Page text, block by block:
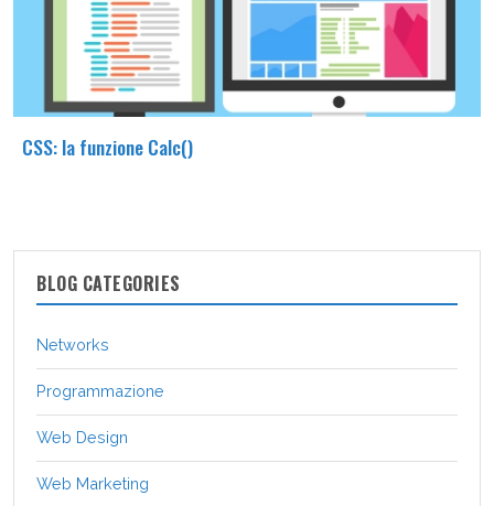
CSS: la funzione Calc()
BLOG CATEGORIES
Networks
Programmazione
Web Design
Web Marketing